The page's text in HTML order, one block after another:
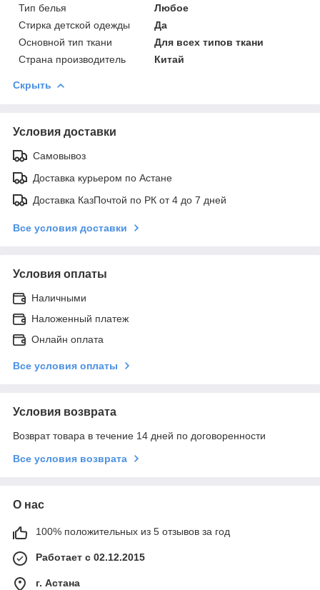
Тип белья
Любое
Стирка детской одежды
Да
Основной тип ткани
Для всех типов ткани
Страна производитель
Китай
Скрыть
Условия доставки
Самовывоз
Доставка курьером по Астане
Доставка КазПочтой по РК от 4 до 7 дней
Все условия доставки
Условия оплаты
Наличными
Наложенный платеж
Онлайн оплата
Все условия оплаты
Условия возврата
Возврат товара в течение 14 дней по договоренности
Все условия возврата
О нас
100% положительных из 5 отзывов за год
Работает с 02.12.2015
г. Астана